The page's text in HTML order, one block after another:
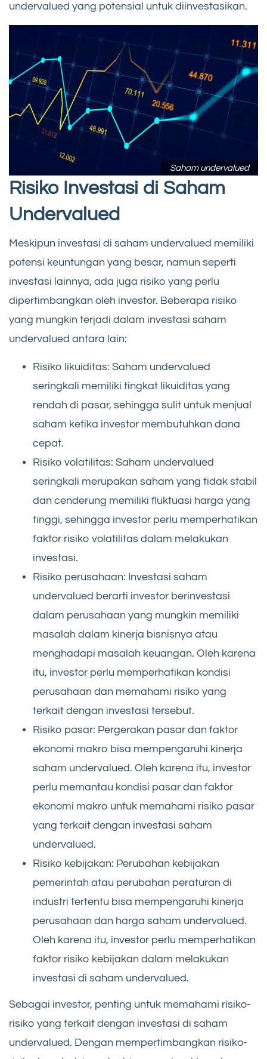
undervalued yang potensial untuk diinvestasikan.
Saham undervalued
Risiko Investasi di Saham
Undervalued
Meskipun investasi di saham undervalued memiliki
potensi keuntungan yang besar, namun seperti
investasi lainnya, ada juga risiko yang perlu
dipertimbangkan oleh investor. Beberapa risiko
yang mungkin terjadi dalam investasi saham
undervalued antara lain:
Risiko likuiditas: Saham undervalued
seringkali memiliki tingkat likuiditas yang
rendah di pasar, sehingga sulit untuk menjual
saham ketika investor membutuhkan dana
cepat.
Risiko volatilitas: Saham undervalued
seringkali merupakan saham yang tidak stabil
dan cenderung memiliki fluktuasi harga yang
tinggi, sehingga investor perlu memperhatikan
faktor risiko volatilitas dalam melakukan
investasi.
Risiko perusahaan: Investasi saham
undervalued berarti investor berinvestasi
dalam perusahaan yang mungkin memiliki
masalah dalam kinerja bisnisnya atau
menghadapi masalah keuangan. Oleh karena
itu, investor perlu memperhatikan kondisi
perusahaan dan memahami risiko yang
terkait dengan investasi tersebut.
Risiko pasar: Pergerakan pasar dan faktor
ekonomi makro bisa mempengaruhi kinerja
saham undervalued. Oleh karena itu, investor
perlu memantau kondisi pasar dan faktor
ekonomi makro untuk memahami risiko pasar
yang terkait dengan investasi saham
undervalued.
Risiko kebijakan: Perubahan kebijakan
pemerintah atau perubahan peraturan di
industri tertentu bisa mempengaruhi kinerja
perusahaan dan harga saham undervalued.
Oleh karena itu, investor perlu memperhatikan
faktor risiko kebijakan dalam melakukan
investasi di saham undervalued.
Sebagai investor, penting untuk memahami risiko-
risiko yang terkait dengan investasi di saham
undervalued. Dengan mempertimbangkan risiko-